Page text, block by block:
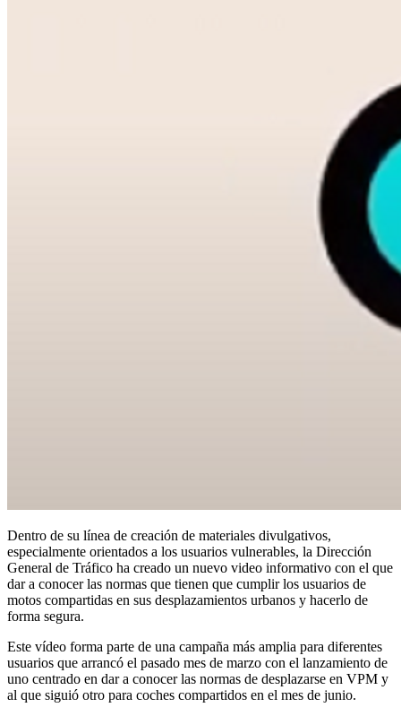
Dentro de su línea de creación de materiales divulgativos,
especialmente orientados a los usuarios vulnerables, la Dirección
General de Tráfico ha creado un nuevo video informativo con el que
dar a conocer las normas que tienen que cumplir los usuarios de
motos compartidas en sus desplazamientos urbanos y hacerlo de
forma segura.
Este vídeo forma parte de una campaña más amplia para diferentes
usuarios que arrancó el pasado mes de marzo con el lanzamiento de
uno centrado en dar a conocer las normas de desplazarse en VPM y
al que siguió otro para coches compartidos en el mes de junio.